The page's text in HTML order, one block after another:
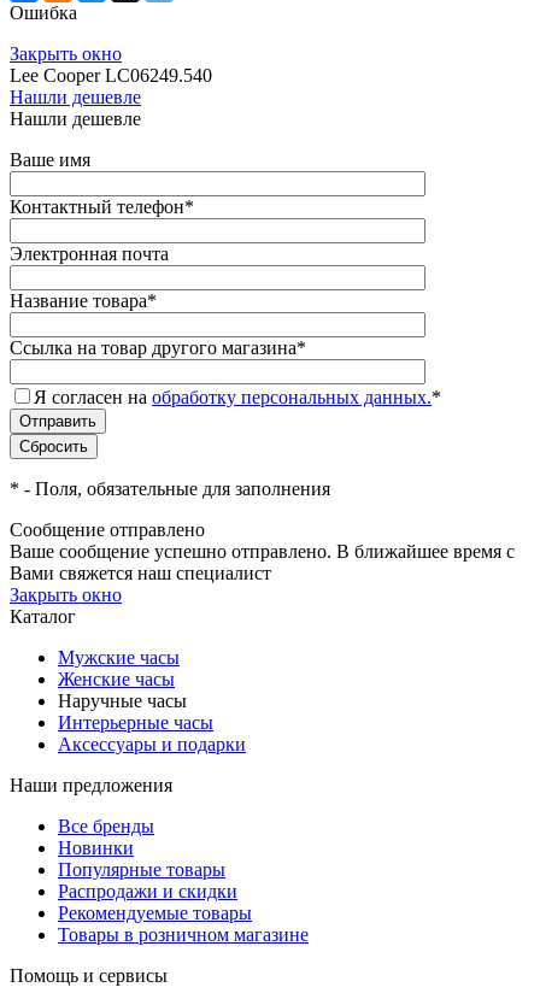
Ошибка
Закрыть окно
Lee Cooper LC06249.540
Нашли дешевле
Нашли дешевле
Ваше имя
Контактный телефон*
Электронная почта
Название товара*
Ссылка на товар другого магазина*
Я согласен на обработку персональных данных.*
* - Поля, обязательные для заполнения
Сообщение отправлено
Ваше сообщение успешно отправлено. В ближайшее время с
Вами свяжется наш специалист
Закрыть окно
Каталог
Мужские часы
Женские часы
Наручные часы
Интерьерные часы
Аксессуары и подарки
Наши предложения
Все бренды
Новинки
Популярные товары
Распродажи и скидки
Рекомендуемые товары
Товары в розничном магазине
Помощь и сервисы